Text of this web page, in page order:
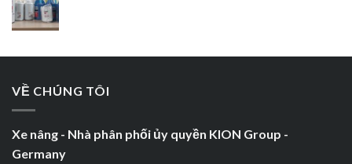
VỀ CHÚNG TÔI
Xe nâng - Nhà phân phối ủy quyền KION Group -
Germany